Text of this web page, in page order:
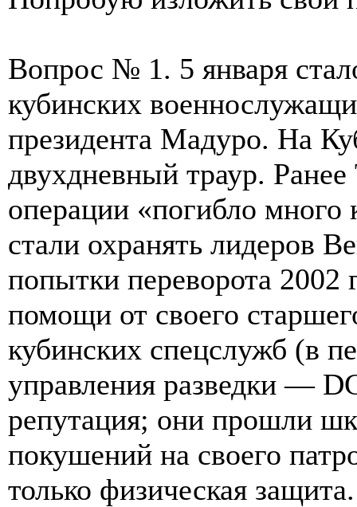
Вопрос № 1. 5 января
кубинских
президента Мадуро. На
двухдневный траур.
операции «погибло
стали охранять лидеров
попытки переворота 2002
помощи от своего
кубинских спецслужб (в
управления разведки —
репутация; они прошли
покушений на своего
только физическая